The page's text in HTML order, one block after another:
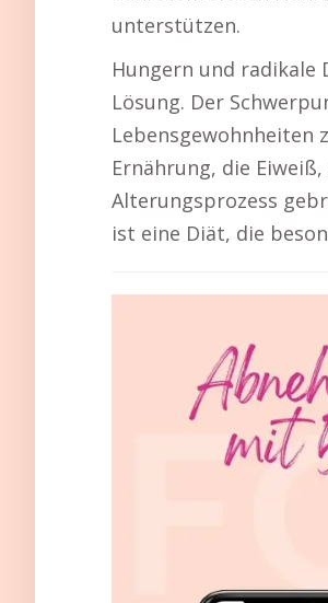
unterstützen.
Hungern und radikale
Lösung. Der
Lebensgewohnheiten
Ernährung, die
Alterungsprozess
ist eine Diät, die